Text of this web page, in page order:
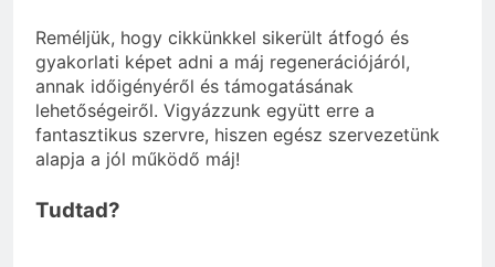
Reméljük, hogy cikkünkkel sikerült átfogó és
gyakorlati képet adni a máj regenerációjáról,
annak időigényéről és támogatásának
lehetőségeiről. Vigyázzunk együtt erre a
fantasztikus szervre, hiszen egész szervezetünk
alapja a jól működő máj!
Tudtad?